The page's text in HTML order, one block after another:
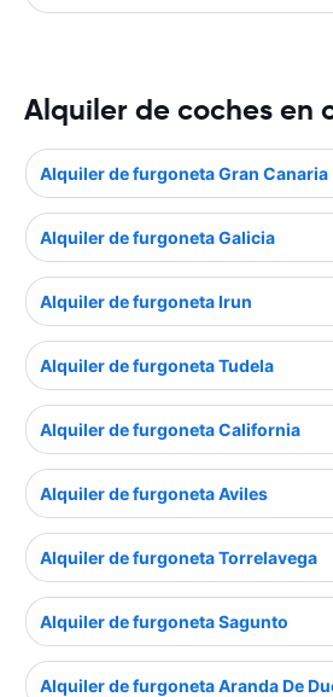
Alquiler de coches en
Alquiler de furgoneta Gran Canaria
Alquiler de furgoneta Galicia
Alquiler de furgoneta Irun
Alquiler de furgoneta Tudela
Alquiler de furgoneta California
Alquiler de furgoneta Aviles
Alquiler de furgoneta Torrelavega
Alquiler de furgoneta Sagunto
Alquiler de furgoneta Aranda De